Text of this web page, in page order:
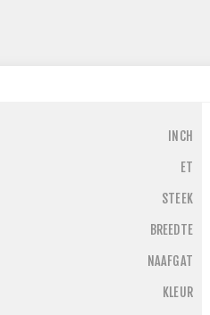
INCH
ET
STEEK
BREEDTE
NAAFGAT
KLEUR